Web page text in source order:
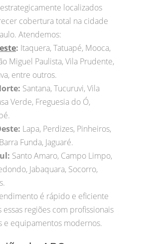
localizados
cobertura total na cidade
Atendemos:
: Itaquera, Tatuapé, Mooca,
Miguel Paulista, Vila Prudente,
entre outros.
Santana, Tucuruvi, Vila
Verde, Freguesia do Ó,
Lapa, Perdizes, Pinheiros,
Funda, Jaguaré.
Santo Amaro, Campo Limpo,
Jabaquara, Socorro,
é rápido e eficiente
essas regiões com profissionais
e equipamentos modernos.